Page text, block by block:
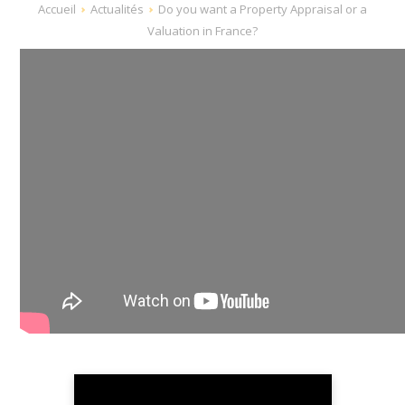
d'Ariane
Accueil Actualités
Do you want a Property Appraisal or a
Valuation in France?